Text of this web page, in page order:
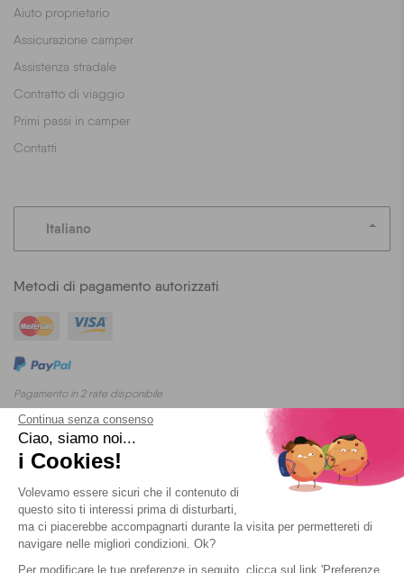
Aiuto proprietario
Assicurazione camper
Assistenza stradale
Contratto di viaggio
Primi passi in camper
Contatti
Italiano
Metodi di pagamento autorizzati
Pagamento in 2 rate disponibile
Cookies
Continua senza consenso
Ciao, siamo noi...
i Cookies!
Volevamo essere sicuri che il contenuto di
questo sito ti interessi prima di disturbarti,
ma ci piacerebbe accompagnarti durante la visita per permettereti di
navigare nelle migliori condizioni. Ok?
Per modificare le tue preferenze in seguito, clicca sul link 'Preferenze